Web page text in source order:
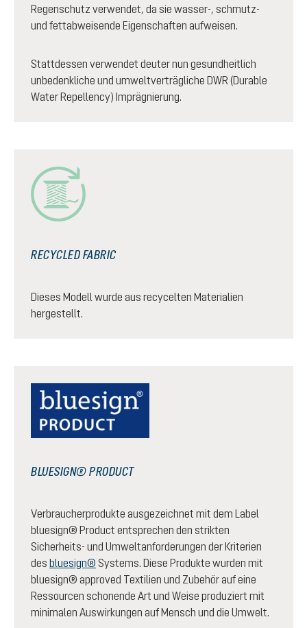
Regenschutz verwendet, da sie wasser-, schmutz-
und fettabweisende Eigenschaften aufweisen.
Stattdessen verwendet deuter nun gesundheitlich
unbedenkliche und umweltverträgliche DWR (Durable
Water Repellency) Imprägnierung.
RECYCLED FABRIC
Dieses Modell wurde aus recycelten Materialien
hergestellt.
BLUESIGN® PRODUCT
Verbraucherprodukte ausgezeichnet mit dem Label
bluesign® Product entsprechen den strikten
Sicherheits- und Umweltanforderungen der Kriterien
des bluesign® Systems. Diese Produkte wurden mit
bluesign® approved Textilien und Zubehör auf eine
Ressourcen schonende Art und Weise produziert mit
minimalen Auswirkungen auf Mensch und die Umwelt.